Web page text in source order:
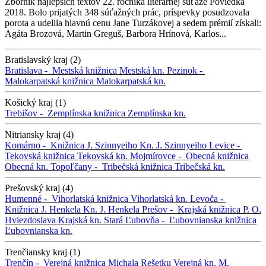
2018. Bolo prijatých 348 súťažných prác, príspevky posudzovala
porota a udelila hlavnú cenu Jane Turzákovej a sedem prémií získali:
Agáta Brozová, Martin Greguš, Barbora Hrínová, Karlos...
Bratislavský kraj (2)
Bratislava - Mestská knižnica Mestská kn. Pezinok -
Malokarpatská knižnica Malokarpatská kn.
Košický kraj (1)
Trebišov - Zemplínska knižnica Zemplínska kn.
Nitriansky kraj (4)
Komárno - Knižnica J. Szinnyeiho Kn. J. Szinnyeiho Levice -
Tekovská knižnica Tekovská kn. Mojmírovce - Obecná knižnica
Obecná kn. Topoľčany - Tribečská knižnica Tribečská kn.
Prešovský kraj (4)
Humenné - Vihorlatská knižnica Vihorlatská kn. Levoča -
Knižnica J. Henkela Kn. J. Henkela Prešov - Krajská knižnica P. O.
Hviezdoslava Krajská kn. Stará Ľubovňa - Ľubovnianska knižnica
Ľubovnianska kn.
Trenčiansky kraj (1)
Trenčín - Verejná knižnica Michala Rešetku Verejná kn. M.